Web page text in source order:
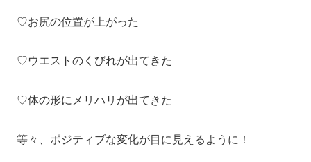
♡お尻の位置が上がった
♡ウエストのくびれが出てきた
♡体の形にメリハリが出てきた
等々、ポジティブな変化が目に見えるように！